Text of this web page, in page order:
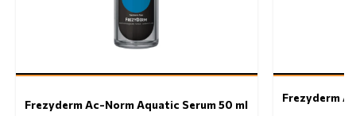
Frezyderm Ac-Norm Aquatic Serum 50 ml
Frezyderm